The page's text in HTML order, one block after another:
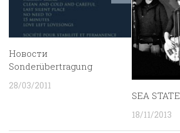
Новости
Sonderübertragung
28/03/2011
SEA STATE
18/11/2013